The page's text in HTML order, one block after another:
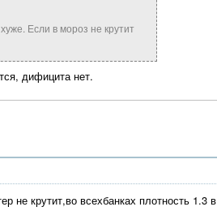
Если в мороз не крутит
дифицита нет.
не крутит,во всехбанках плотность 1.3 в